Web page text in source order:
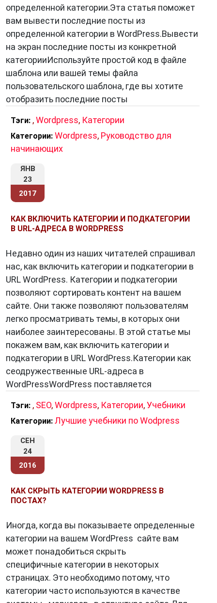
определенной категории.Эта статья поможет
вам вывести последние посты из
определенной категории в WordPress.Вывести
на экран последние посты из конкретной
категорииИспользуйте простой код в файле
шаблона или вашей темы файла
пользовательского шаблона, где вы хотите
отобразить последние посты
Тэги: ,Wordpress, Категории
Категории: Wordpress, Руководство для
начинающих
ЯНВ
23
2017
КАК ВКЛЮЧИТЬ КАТЕГОРИИ И ПОДКАТЕГОРИИ
В URL-АДРЕСА В WORDPRESS
Недавно один из наших читателей спрашивал
нас, как включить категории и подкатегории в
URL WordPress. Категории и подкатегории
позволяют сортировать контент на вашем
сайте. Они также позволяют пользователям
легко просматривать темы, в которых они
наиболее заинтересованы. В этой статье мы
покажем вам, как включить категории и
подкатегории в URL WordPress.Категории как
сеодружественные URL-адреса в
WordPressWordPress поставляется
Тэги: , SEO,Wordpress, Категории,Учебники
Категории: Лучшие учебники по Wodpress
СЕН
24
2016
КАК СКРЫТЬ КАТЕГОРИИ WORDPRESS В
ПОСТАХ?
Иногда, когда вы показываете определенные
категории на вашем WordPress сайте вам
может понадобиться скрыть
специфичные категории в некоторых
страницах. Это необходимо потому, что
категории часто используются в качестве